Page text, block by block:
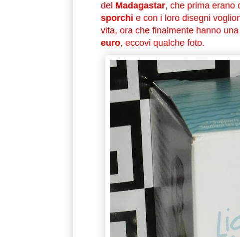
del Madagastar, che prima erano
sporchi e con i loro disegni
vita, ora che finalmente hanno
euro, eccovi qualche foto.